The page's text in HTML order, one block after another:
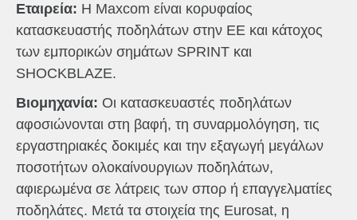
Εταιρεία: Η Maxcom είναι κορυφαίος
κατασκευαστής ποδηλάτων στην ΕΕ και κάτοχος
των εμπορικών σημάτων SPRINT και
SHOCKBLAZE.
Βιομηχανία: Οι κατασκευαστές ποδηλάτων
αφοσιώνονται στη βαφή, τη συναρμολόγηση, τις
εργαστηριακές δοκιμές και την εξαγωγή μεγάλων
ποσοτήτων ολοκαίνουργιων ποδηλάτων,
αφιερωμένα σε λάτρεις των σπορ ή επαγγελματίες
ποδηλάτες. Μετά τα στοιχεία της Eurosat, η